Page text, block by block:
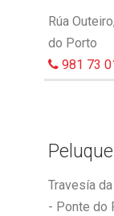
Rúa
do Porto
981 73
Travesía
- Ponte do